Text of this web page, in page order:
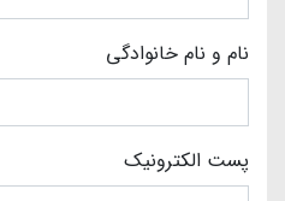
نام و نام خانوادگی
پست الکترونیک